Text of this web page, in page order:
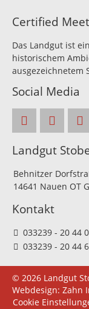
Certified
Das Landgut ist
historischem
ausgezeichnetem
Social Media
Landgut
Behnitzer
14641 Nauen OT
Kontakt
033239 - 20 44 0
033239 - 20 44
© 2026 Landgut
Webdesign: Zahn
Navigation
Cookie